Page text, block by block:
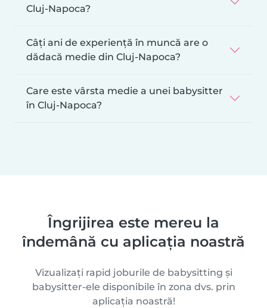
Cluj-Napoca?
Câți ani de experiență în muncă are o
dădacă medie din Cluj-Napoca?
Care este vârsta medie a unei babysitter
în Cluj-Napoca?
Îngrijirea este mereu la
îndemână cu aplicația noastră
Vizualizați rapid joburile de babysitting și
babysitter-ele disponibile în zona dvs. prin
aplicația noastră!